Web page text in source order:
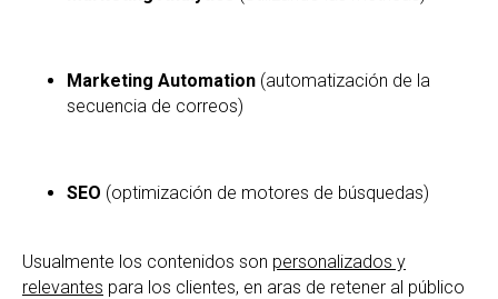
Marketing Automation (automatización de la
secuencia de correos)
SEO (optimización de motores de búsquedas)
Usualmente los contenidos son personalizados y
relevantes para los clientes, en aras de retener al público